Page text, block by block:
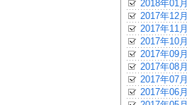
2018年01月
2017年12月
2017年11月
2017年10月
2017年09月
2017年08月
2017年07月
2017年06月